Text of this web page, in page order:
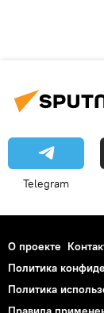
Telegram
О проекте
Политика
Политика